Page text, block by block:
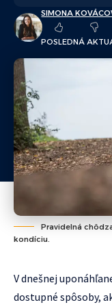
POSLEDNÁ
SIMONA
Pravidelná
kondíciu.
V dnešnej
dostupné spôsoby,